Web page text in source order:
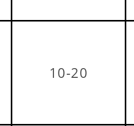
10-20